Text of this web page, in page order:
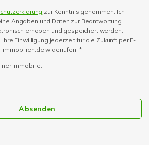
zur Kenntnis genommen. Ich
Angaben und Daten zur Beantwortung
erhoben und gespeichert werden.
Ihre Einwilligung jederzeit für die Zukunft per E-
immobilien.de widerrufen. *
Immobilie.
Absenden